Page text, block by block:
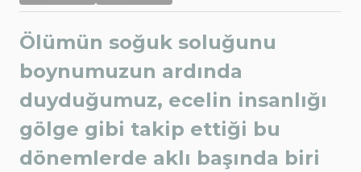
Ölümün soğuk soluğunu
boynumuzun ardında
duyduğumuz, ecelin insanlığı
gölge gibi takip ettiği bu
dönemlerde aklı başında biri